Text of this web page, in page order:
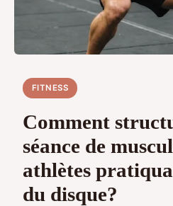
FITNESS
Comment
séance de
athlètes
du disque?